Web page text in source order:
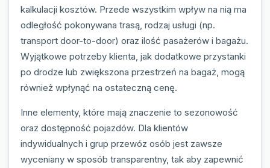
kalkulacji kosztów. Przede wszystkim wpływ na nią ma
odległość pokonywana trasą, rodzaj usługi (np.
transport door-to-door) oraz ilość pasażerów i bagażu.
Wyjątkowe potrzeby klienta, jak dodatkowe przystanki
po drodze lub zwiększona przestrzeń na bagaż, mogą
również wpłynąć na ostateczną cenę.
Inne elementy, które mają znaczenie to sezonowość
oraz dostępność pojazdów. Dla klientów
indywidualnych i grup przewóz osób jest zawsze
wyceniany w sposób transparentny, tak aby zapewnić